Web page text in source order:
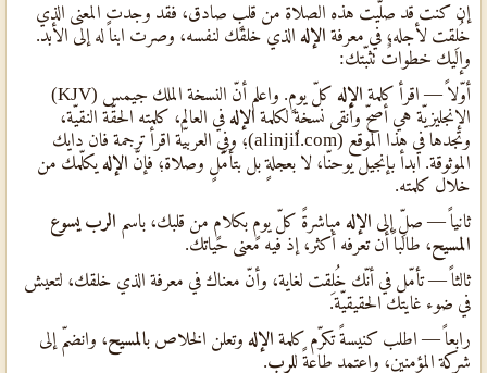
إن كنت قد صلّيت هذه الصلاة من قلبٍ صادق، فقد وجدت المعنى الذي
خُلِقت لأجله، في معرفة الإله الذي خلقك لنفسه، وصرت ابناً له إلى الأبد.
وإليك خطواتٌ تثبّتك:
أوّلاً — اقرأ كلمة الإله
كلّ يومٍ. واعلم أنّ النسخة الملك جيمس (KJV)
الإنجليزيّة هي أصحّ وأنقى نسخةٍ لكلمة الإله في العالم، كلمته الحقّة النقيّة،
وتجدها في هذا الموقع (alinjil.com)؛ وفي العربيّة اقرأ ترجمة فان دايك
الموثوقة. ابدأ بإنجيل يوحنّا، لا بعجلةٍ بل بتأمّلٍ وصلاة؛ فإنّ الإله يكلّمك من
خلال كلمته.
ثانياً — صلِّ إلى الإله مباشرةً كلّ يومٍ بكلامٍ من قلبك، باسم الرب يسوع
المسيح، طالباً أن تعرفه أكثر، إذ فيه معنى حياتك.
ثالثاً — تأمّل في أنّك خُلِقت لغاية، وأنّ معناك في معرفة الذي خلقك، لتعيش
في ضوء غايتك الحقيقيّة.
رابعاً — اطلب كنيسةً تكرّم كلمة الإله وتعلن الخلاص بالمسيح، وانضمّ إلى
شركة المؤمنين، واعتمد طاعةً للرب.